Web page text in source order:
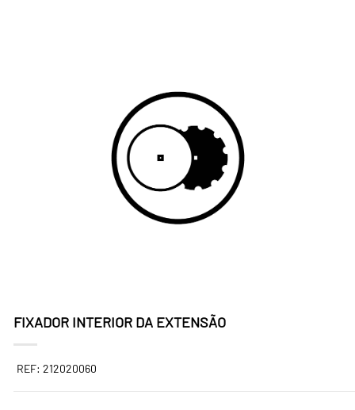
FIXADOR INTERIOR DA EXTENSÃO
REF: 212020060